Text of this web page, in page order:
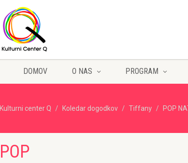
DOMOV O NAS PROGRAM
Kulturni center Q Koledar dogodkov Tiffany POP
POP